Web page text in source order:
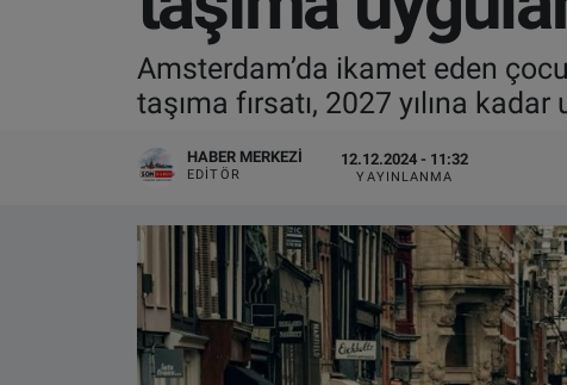
Amsterdam’da ikamet eden
taşıma fırsatı, 2027 yılına kadar
HABER MERKEZI
EDITÖR
12.12.2024 - 11:32
YAYINLANMA
ALGEMENE VOORWAARDEN
CONTACT
Çerez Politikası